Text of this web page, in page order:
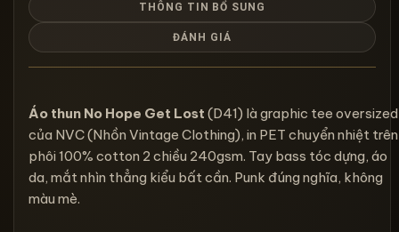
THÔNG TIN BỔ SUNG
ĐÁNH GIÁ
Áo thun No Hope Get Lost (D41) là graphic tee oversized
của NVC (Nhồn Vintage Clothing), in PET chuyển nhiệt trên
phôi 100% cotton 2 chiều 240gsm. Tay bass tóc dựng, áo
da, mắt nhìn thẳng kiểu bất cần. Punk đúng nghĩa, không
màu mè.